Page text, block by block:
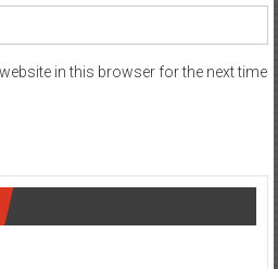
in this browser for the next time